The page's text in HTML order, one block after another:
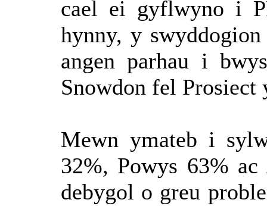
cael ei gyflwyno i
hynny, y
angen parhau i
Snowdon fel Prosiect
Mewn ymateb i
32%, Powys 63%
debygol o greu